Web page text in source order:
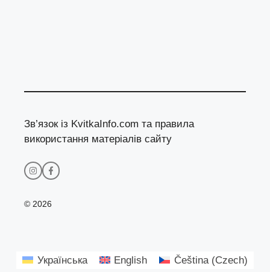
Зв’язок із KvitkaInfo.com та правила
використання матеріалів сайту
© 2026
Українська English Čeština(Czech)